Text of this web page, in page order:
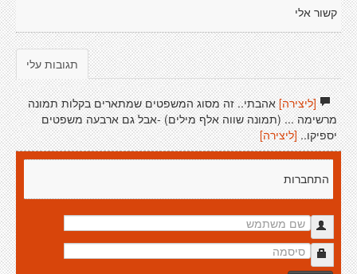
קשור אלי
תגובות עלי
[ליצירה]אהבתי.. זה מסוג המשפטים שמתארים בקלות תמונה
מרשימה ... (תמונה שווה אלף מילים) -אבל גם ארבעה משפטים
יספיקו.. [ליצירה]
התחברות